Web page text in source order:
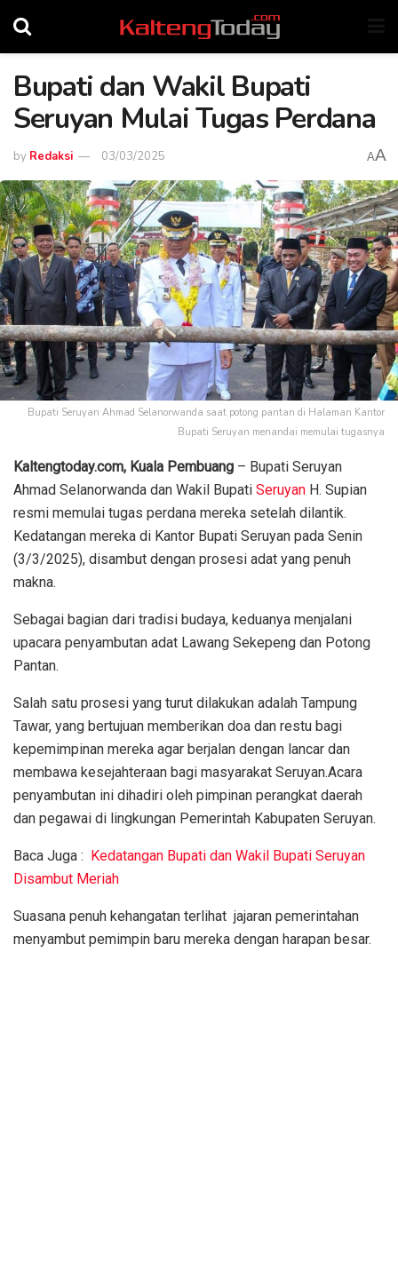
Bupati dan Wakil Bupati
Seruyan Mulai Tugas Perdana
by Redaksi 03/03/2025 AA
Bupati Seruyan Ahmad Selanorwanda saat potong pantan di Halaman Kantor
Bupati Seruyan menandai memulai tugasnya
Kaltengtoday.com, Kuala Pembuang – Bupati Seruyan
Ahmad Selanorwanda dan Wakil Bupati Seruyan H. Supian
resmi memulai tugas perdana mereka setelah dilantik.
Kedatangan mereka di Kantor Bupati Seruyan pada Senin
(3/3/2025), disambut dengan prosesi adat yang penuh
makna.
Sebagai bagian dari tradisi budaya, keduanya menjalani
upacara penyambutan adat Lawang Sekepeng dan Potong
Pantan.
Salah satu prosesi yang turut dilakukan adalah Tampung
Tawar, yang bertujuan memberikan doa dan restu bagi
kepemimpinan mereka agar berjalan dengan lancar dan
membawa kesejahteraan bagi masyarakat Seruyan.Acara
penyambutan ini dihadiri oleh pimpinan perangkat daerah
dan pegawai di lingkungan Pemerintah Kabupaten Seruyan.
Baca Juga : Kedatangan Bupati dan Wakil Bupati Seruyan
Disambut Meriah
Suasana penuh kehangatan terlihat jajaran pemerintahan
menyambut pemimpin baru mereka dengan harapan besar.